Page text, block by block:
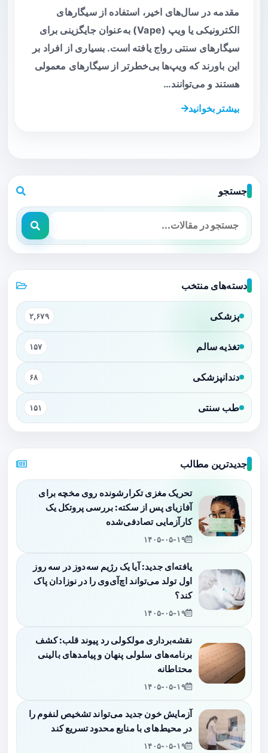
مقدمه در سال‌های اخیر، استفاده از سیگارهای
الکترونیکی یا ویپ (Vape) به‌عنوان جایگزینی برای
سیگارهای سنتی رواج یافته است. بسیاری از افراد بر
این باورند که ویپ‌ها بی‌خطرتر از سیگارهای معمولی
هستند و می‌توانند…
بیشتر بخوانید
جستجو
دسته‌های منتخب
پزشکی ۲,۶۷۹
تغذیه سالم ۱۵۷
دندانپزشکی ۶۸
طب سنتی ۱۵۱
جدیدترین مطالب
تحریک مغزی تکرارشونده روی مخچه برای
آفازیای پس از سکته: بررسی پروتکل یک
کارآزمایی تصادفی‌شده
۱۴۰۵-۰۵-۱۹
یافته‌ای جدید: آیا یک رژیم سه‌دوز در سه روز
اول تولد می‌تواند اچ‌آی‌وی را در نوزادان پاک
کند؟
۱۴۰۵-۰۵-۱۹
نقشه‌برداری مولکولی رد پیوند قلب: کشف
برنامه‌های سلولی پنهان و پیامدهای بالینی
محتاطانه
۱۴۰۵-۰۵-۱۹
آزمایش خون جدید می‌تواند تشخیص لنفوم را
در محیط‌های با منابع محدود تسریع کند
۱۴۰۵-۰۵-۱۹